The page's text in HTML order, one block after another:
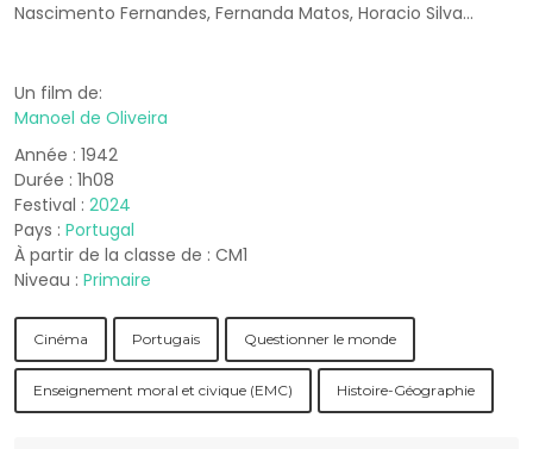
Nascimento Fernandes, Fernanda Matos, Horacio Silva...
Un film de:
Manoel de Oliveira
Année : 1942
Durée : 1h08
Festival : 2024
Pays : Portugal
À partir de la classe de : CM1
Niveau : Primaire
Cinéma Portugais Questionner le monde
Enseignement moral et civique (EMC) Histoire-Géographie